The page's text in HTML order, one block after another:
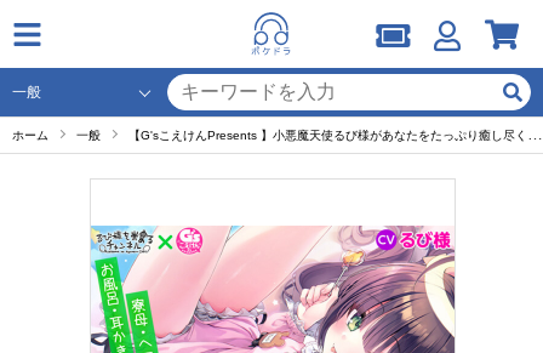
ホーム 一般 【G'sこえけんPresents 】小悪魔天使るび様があなたをたっぷり癒し尽くすASMR詰め合わせ♪ ～寮母・ヘアカット・お風呂・耳かき・心音などなど～【出演声優：るび様】